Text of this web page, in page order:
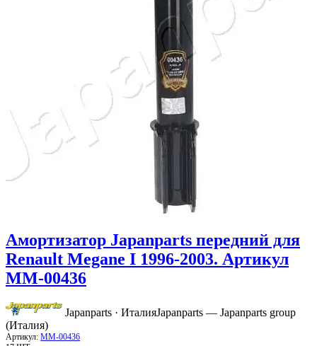
Амортизатор Japanparts передний для
Renault Megane I 1996-2003. Артикул
MM-00436
Japanparts · ИталияJapanparts — Japanparts group
(Италия)
Артикул: MM-00436